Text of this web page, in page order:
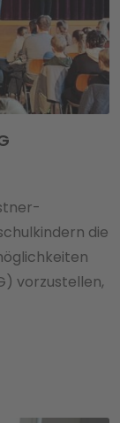
die
vorzustellen,